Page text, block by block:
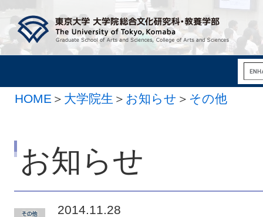
HOME ＞ 大学院生 ＞ お知らせ ＞ その他
お知らせ
2014.11.28